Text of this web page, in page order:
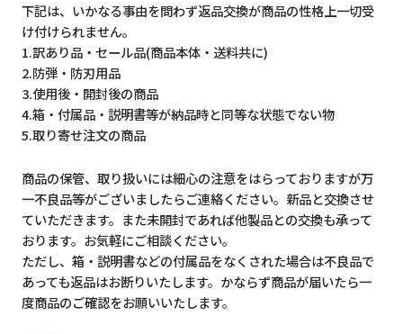
下記は、いかなる事由を問わず返品交換が商品の性格上一切受
け付けられません。
1.訳あり品・セール品(商品本体・送料共に)
2.防弾・防刃用品
3.使用後・開封後の商品
4.箱・付属品・説明書等が納品時と同等な状態でない物
5.取り寄せ注文の商品
商品の保管、取り扱いには細心の注意をはらっておりますが万
一不良品等がございましたらご連絡ください。新品と交換させ
ていただきます。また未開封であれば他製品との交換も承って
おります。お気軽にご相談ください。
ただし、箱・説明書などの付属品をなくされた場合は不良品で
あっても返品はお断りいたします。かならず商品が届いたら一
度商品のご確認をお願いいたします。